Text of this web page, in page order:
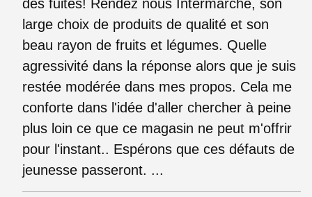
des fuites! Rendez nous Intermarché, son
large choix de produits de qualité et son
beau rayon de fruits et légumes. Quelle
agressivité dans la réponse alors que je suis
restée modérée dans mes propos. Cela me
conforte dans l'idée d'aller chercher à peine
plus loin ce que ce magasin ne peut m'offrir
pour l'instant.. Espérons que ces défauts de
jeunesse passeront. ...